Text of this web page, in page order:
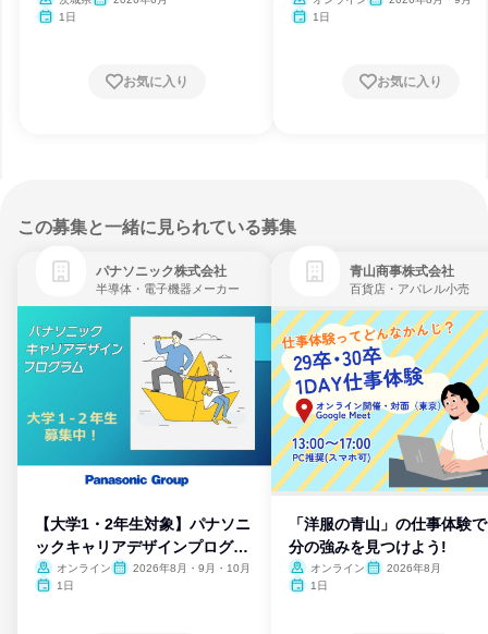
1日
お気に入り
1日
お気に入り
この募集と一緒に見られている募集
パナソニック株式会社
半導体・電子機器メーカー
【大学1・2年生対象】パナソニ
ックキャリアデザインプログラ
ム
オンライン
2026年8月・9月・10月
1日
青山商事株式会社
百貨店・アパレル小売
「洋服の青山」の仕事体験
分の強みを見つけよう!
オンライン
2026年8月
1日